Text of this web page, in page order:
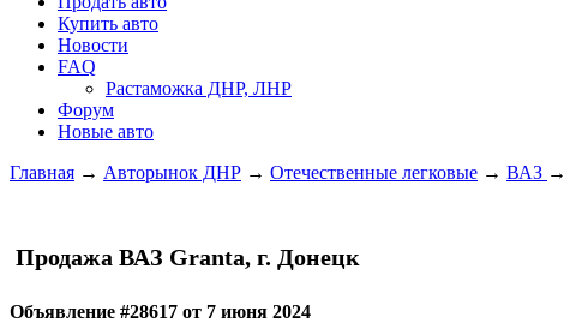
Купить авто
Новости
FAQ
Растаможка ДНР, ЛНР
Форум
Новые авто
Главная → Авторынок ДНР → Отечественные легковые → ВАЗ →
Продажа ВАЗ Granta, г. Донецк
Объявление #28617 от 7 июня 2024